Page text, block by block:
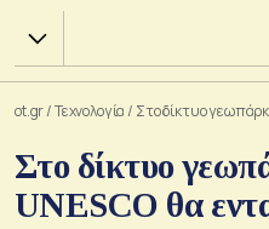
Χ.Α.
ot.gr/Τεχνολογία / Στο δίκτυο
Στο δίκτυο
UNESCO θα